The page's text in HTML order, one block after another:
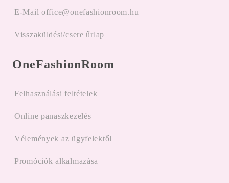
E-Mail office@onefashionroom.hu
Visszaküldési/csere űrlap
OneFashionRoom
Felhasználási feltételek
Online panaszkezelés
Vélemények az ügyfelektől
Promóciók alkalmazása